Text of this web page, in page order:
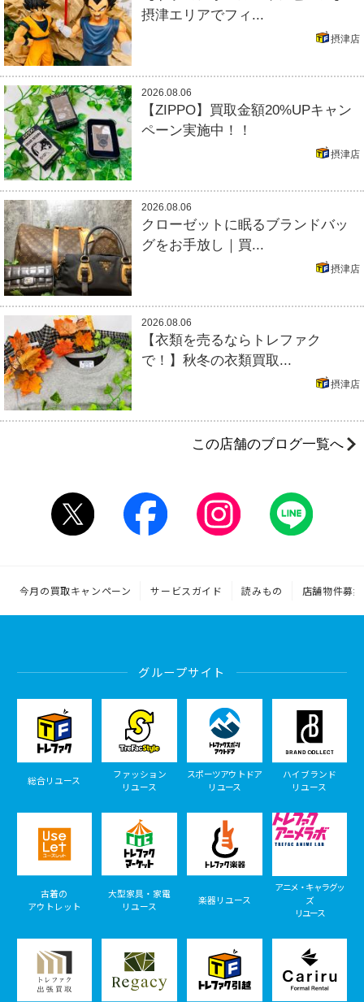
摂津エリアでフィ...
摂津店
2026.08.06
【ZIPPO】買取金額20%UPキャン
ペーン実施中！！
摂津店
2026.08.06
クローゼットに眠るブランドバッ
グをお手放し｜買...
摂津店
2026.08.06
【衣類を売るならトレファク
で！】秋冬の衣類買取...
摂津店
この店舗のブログ一覧へ
今月の買取キャンペーン サービスガイド 読みもの 店舗物件募集
グループサイト
総合リユース
ファッション
リユース
スポーツアウトドア
リユース
ハイブランド
リユース
古着の
アウトレット
大型家具・家電
リユース
楽器リユース
アニメ・キャラグッ
ズ
リユース